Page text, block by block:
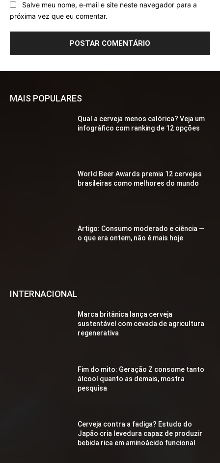
Salve meu nome, e-mail e site neste navegador para a
próxima vez que eu comentar.
MAIS POPULARES
Qual a cerveja menos calórica? Veja um
infográfico com ranking de 12 opções
World Beer Awards premia 12 cervejas
brasileiras como melhores do mundo
Artigo: Consumo moderado e ciência —
o que era ontem, não é mais hoje
INTERNACIONAL
Marca britânica lança cerveja
sustentável com cevada de agricultura
regenerativa
Fim do mito: Geração Z consome tanto
álcool quanto as demais, mostra
pesquisa
Cerveja contra a fadiga? Estudo do
Japão cria levedura capaz de produzir
bebida rica em aminoácido funcional